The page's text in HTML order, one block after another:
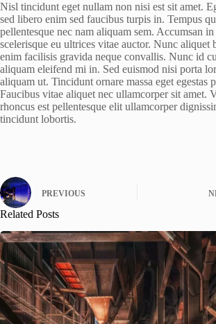
Nisl tincidunt eget nullam non nisi est sit amet.
sed libero enim sed faucibus turpis in. Tempus
pellentesque nec nam aliquam sem. Accumsan
scelerisque eu ultrices vitae auctor. Nunc aliquet
enim facilisis gravida neque convallis. Nunc id
aliquam eleifend mi in. Sed euismod nisi porta
aliquam ut. Tincidunt ornare massa eget egestas
Faucibus vitae aliquet nec ullamcorper sit amet.
rhoncus est pellentesque elit ullamcorper
tincidunt lobortis.
PREVIOUS
Related Posts